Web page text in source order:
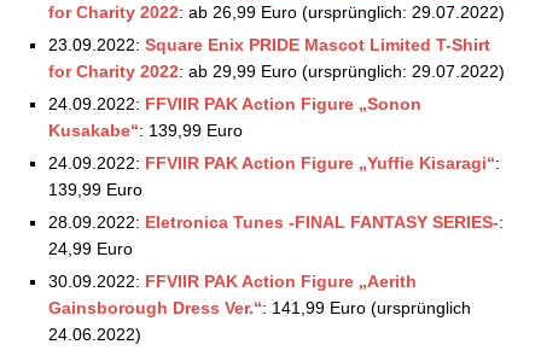
for Charity 2022: ab 26,99 Euro (ursprünglich: 29.07.2022)
23.09.2022: Square Enix PRIDE Mascot Limited T-Shirt
for Charity 2022: ab 29,99 Euro (ursprünglich: 29.07.2022)
24.09.2022: FFVIIR PAK Action Figure „Sonon
Kusakabe“: 139,99 Euro
24.09.2022: FFVIIR PAK Action Figure „Yuffie Kisaragi“:
139,99 Euro
28.09.2022: Eletronica Tunes -FINAL FANTASY SERIES-:
24,99 Euro
30.09.2022: FFVIIR PAK Action Figure „Aerith
Gainsborough Dress Ver.“: 141,99 Euro (ursprünglich
24.06.2022)